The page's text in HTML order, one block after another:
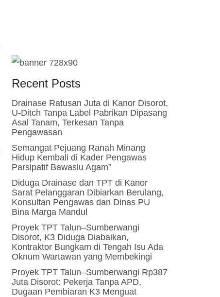
Recent Posts
Drainase Ratusan Juta di Kanor Disorot,
U-Ditch Tanpa Label Pabrikan Dipasang
Asal Tanam, Terkesan Tanpa
Pengawasan
Semangat Pejuang Ranah Minang
Hidup Kembali di Kader Pengawas
Parsipatif Bawaslu Agam”
Diduga Drainase dan TPT di Kanor
Sarat Pelanggaran Dibiarkan Berulang,
Konsultan Pengawas dan Dinas PU
Bina Marga Mandul
Proyek TPT Talun–Sumberwangi
Disorot, K3 Diduga Diabaikan,
Kontraktor Bungkam di Tengah Isu Ada
Oknum Wartawan yang Membekingi
Proyek TPT Talun–Sumberwangi Rp387
Juta Disorot: Pekerja Tanpa APD,
Dugaan Pembiaran K3 Menguat